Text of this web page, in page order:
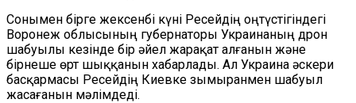
Сонымен бірге жексенбі күні Ресейдің оңтүстігіндегі
Воронеж облысының губернаторы Украинаның дрон
шабуылы кезінде бір әйел жарақат алғанын және
бірнеше өрт шыққанын хабарлады. Ал Украина әскери
басқармасы Ресейдің Киевке зымыранмен шабуыл
жасағанын мәлімдеді.